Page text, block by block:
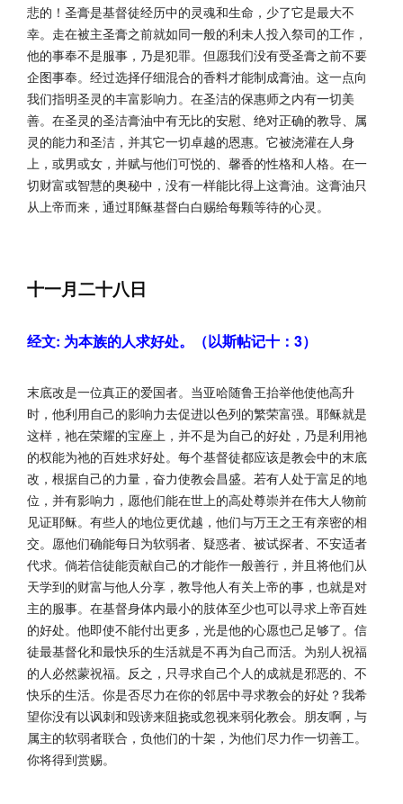
悲的！圣膏是基督徒经历中的灵魂和生命，少了它是最大不
幸。走在被主圣膏之前就如同一般的利未人投入祭司的工作，
他的事奉不是服事，乃是犯罪。但愿我们没有受圣膏之前不要
企图事奉。经过选择仔细混合的香料才能制成膏油。这一点向
我们指明圣灵的丰富影响力。在圣洁的保惠师之内有一切美
善。在圣灵的圣洁膏油中有无比的安慰、绝对正确的教导、属
灵的能力和圣洁，并其它一切卓越的恩惠。它被浇灌在人身
上，或男或女，并赋与他们可悦的、馨香的性格和人格。在一
切财富或智慧的奥秘中，没有一样能比得上这膏油。这膏油只
从上帝而来，通过耶稣基督白白赐给每颗等待的心灵。
十一月二十八日
经文: 为本族的人求好处。（以斯帖记十：3）
末底改是一位真正的爱国者。当亚哈随鲁王抬举他使他高升
时，他利用自己的影响力去促进以色列的繁荣富强。耶稣就是
这样，祂在荣耀的宝座上，并不是为自己的好处，乃是利用祂
的权能为祂的百姓求好处。每个基督徒都应该是教会中的末底
改，根据自己的力量，奋力使教会昌盛。若有人处于富足的地
位，并有影响力，愿他们能在世上的高处尊崇并在伟大人物前
见证耶稣。有些人的地位更优越，他们与万王之王有亲密的相
交。愿他们确能每日为软弱者、疑惑者、被试探者、不安适者
代求。倘若信徒能贡献自己的才能作一般善行，并且将他们从
天学到的财富与他人分享，教导他人有关上帝的事，也就是对
主的服事。在基督身体内最小的肢体至少也可以寻求上帝百姓
的好处。他即使不能付出更多，光是他的心愿也己足够了。信
徒最基督化和最快乐的生活就是不再为自己而活。为别人祝福
的人必然蒙祝福。反之，只寻求自己个人的成就是邪恶的、不
快乐的生活。你是否尽力在你的邻居中寻求教会的好处？我希
望你没有以讽刺和毁谤来阻挠或忽视来弱化教会。朋友啊，与
属主的软弱者联合，负他们的十架，为他们尽力作一切善工。
你将得到赏赐。